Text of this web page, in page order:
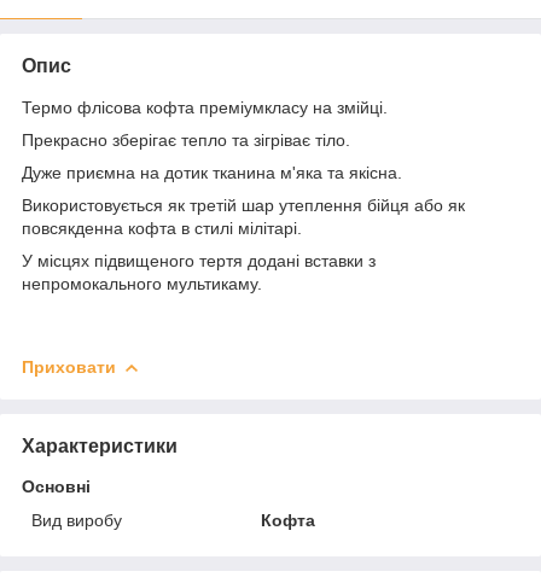
Опис
Термо флісова кофта преміумкласу на змійці.
Прекрасно зберігає тепло та зігріває тіло.
Дуже приємна на дотик тканина м'яка та якісна.
Використовується як третій шар утеплення бійця або як
повсякденна кофта в стилі мілітарі.
У місцях підвищеного тертя додані вставки з
непромокального мультикаму.
Приховати
Характеристики
Основні
Вид виробу
Кофта